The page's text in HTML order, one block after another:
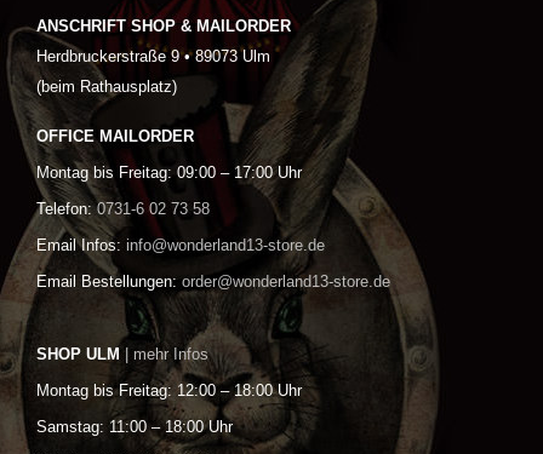
ANSCHRIFT SHOP & MAILORDER
Herdbruckerstraße 9 • 89073 Ulm
(beim Rathausplatz)
OFFICE MAILORDER
Montag bis Freitag: 09:00 – 17:00 Uhr
Telefon: 0731-6 02 73 58
Email Infos: info@wonderland13-store.de
Email Bestellungen: order@wonderland13-store.de
SHOP ULM | mehr Infos
Montag bis Freitag: 12:00 – 18:00 Uhr
Samstag: 11:00 – 18:00 Uhr